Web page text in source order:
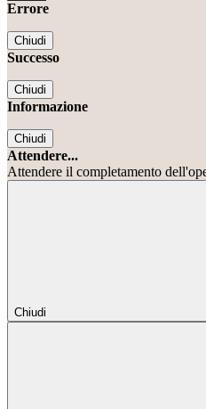
Errore
Chiudi
Successo
Chiudi
Informazione
Chiudi
Attendere...
Attendere il completamento
Chiudi